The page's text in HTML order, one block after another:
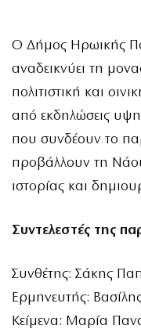
Ο Δήμος Ηρωικής
αναδεικνύει τη
πολιτιστική και
από εκδηλώσεις
που συνδέουν το
προβάλλουν τη
ιστορίας και
Συντελεστές της
Συνθέτης: Σάκης
Ερμηνευτής:
Κείμενα: Μαρία